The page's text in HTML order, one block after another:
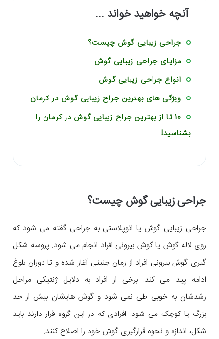
آنچه خواهید خواند ...
جراحی زیبایی گوش چیست؟
مزایای جراحی زیبایی گوش
انواع جراحی زیبایی گوش
ویژگی های بهترین جراح زیبایی گوش در کرمان
10 تا از بهترین جراح زیبایی گوش در کرمان را
بشناسید!
جراحی زیبایی گوش چیست؟
جراحی زیبایی گوش یا اتوپلاستی به جراحی گفته می شود که
روی لاله گوش یا گوش بیرونی افراد انجام می شود. پروسه شکل
گیری گوش بیرونی افراد از زمان جنینی آغاز شده و تا دوران بلوغ
ادامه پیدا می کند. برخی از افراد به دلایل ژنتیکی مراحل
رشدشان به خوبی طی نمی شود و گوش هایشان بیش از حد
بزرگ یا کوچک می شود. افرادی که در این گروه قرار دارند باید
شکل، اندازه و نحوه قرارگیری گوش خود را اصلاح کنند.